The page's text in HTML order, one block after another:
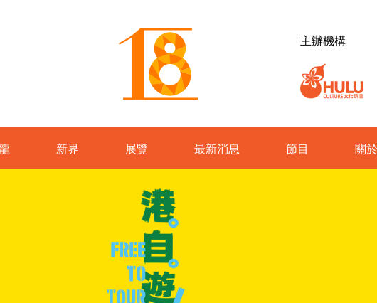
主辦機構
新界 展覽 最新消息 節目 關